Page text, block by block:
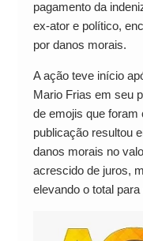
pagamento da
ex-ator e político,
por danos morais.
A ação teve início
Mario Frias em seu
de emojis que foram
publicação resultou
danos morais no
acrescido de juros,
elevando o total